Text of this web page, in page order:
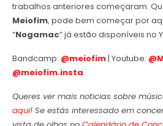
trabalhos anteriores começaram.
Meiofim, pode bem começar por
“Nogamac” já estão disponíveis no
Bandcamp: @meiofim| Youtube:
@meiofim.insta
Queres ver mais noticias sobre
aqui! Se estás interessado em